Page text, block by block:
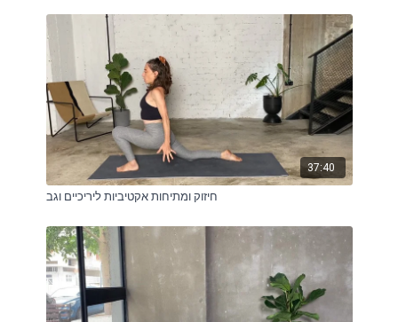
37:40
חיזוק ומתיחות אקטיביות ליריכיים וגב